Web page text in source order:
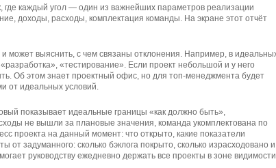
где каждый угол — один из важнейших параметров реализации
доходы, расходы, комплектация команды. На экране этот отчёт
и может выяснить, с чем связаны отклонения. Например, в
«тестирование». Если проект небольшой и у него
Об этом знает проектный офис, но для топ-менеджмента будет
от идеальных условий.
показывает идеальные границы «как должно быть»,
не вышли за плановые значения, команда укомплектована по
проекта на данный момент: что открыто, какие показатели
задуманного: сколько бэклога покрыто, сколько израсходовано и
руководству ежедневно держать все проекты в зоне видимости,